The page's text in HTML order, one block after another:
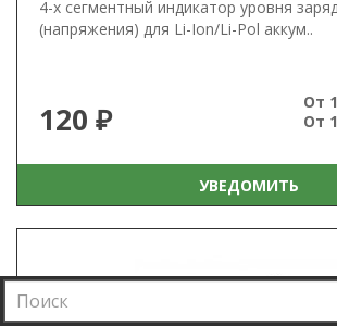
4-х сегментный индикатор уровня
(напряжения) для Li-Ion/Li-Pol аккум..
120 ₽
От
От
УВЕДОМИТЬ